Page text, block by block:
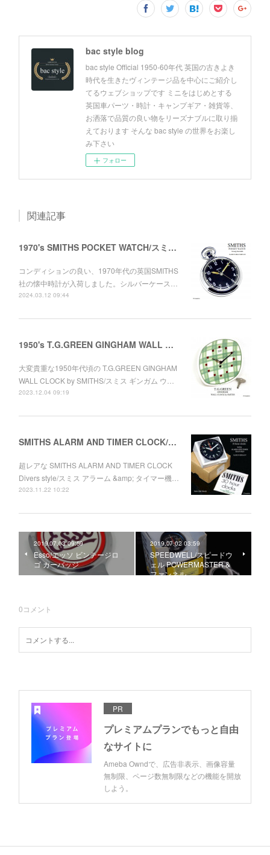
bac style blog
bac style Official 1950-60年代 英国の古きよき
時代を生きたヴィンテージ品を中心にご紹介し
てるウェブショップです ミニをはじめとする
英国車パーツ・時計・キャンプギア・雑貨等、
お洒落で品質の良い物をリーズナブルに取り揃
えております そんな bac style の世界をお楽し
み下さい
フォロー
関連記事
1970's SMITHS POCKET WATCH/スミス 懐中時計
コンディションの良い、1970年代の英国SMITHS
社の懐中時計が入荷しました。シルバーケース…
2024.03.12 09:44
1950's T.G.GREEN GINGHAM WALL CLOCK by SMITHS/スミス ギンガム 壁掛け時計 初期フルオリジナル
大変貴重な1950年代頃の T.G.GREEN GINGHAM
WALL CLOCK by SMITHS/スミス ギンガム ウ…
2023.12.04 09:19
SMITHS ALARM AND TIMER CLOCK/アラーム & タイマー機能付時計 ダイバーズスタイル デッドストック
超レアな SMITHS ALARM AND TIMER CLOCK
Divers style/スミス アラーム &amp; タイマー機…
2023.11.22 10:22
2019.07.03 09:59
Esso/エッソ ビンテージロ
ゴ カーバッジ
2019.07.02 03:59
SPEEDWELL/スピードウ
ェル POWERMASTER &
ファンネル
0コメント
PR
プレミアムプランでもっと自由
なサイトに
Ameba Owndで、広告非表示、画像容量
無制限、ページ数無制限などの機能を開放
しよう。